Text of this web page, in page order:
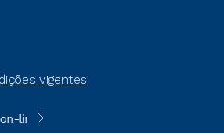
vigentes
ou agendada, que ofertam
**Semipresencial é um formato do